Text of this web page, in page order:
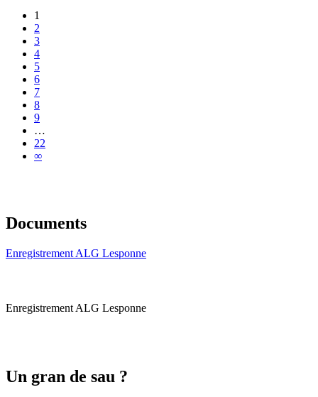
1
2
3
4
5
6
7
8
9
…
22
∞
Documents
Enregistrement ALG Lesponne
Enregistrement ALG Lesponne
Un gran de sau ?